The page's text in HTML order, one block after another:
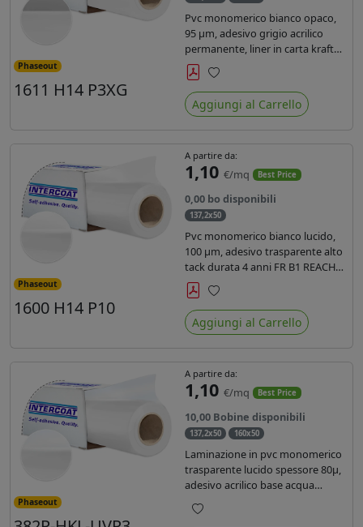
Phaseout
1611 H14 P3XG
Pvc monomerico bianco opaco,
95 µm, adesivo grigio acrilico
permanente, liner in carta kraft
siliconata 135gr/mq. Durata 3
anni, certificato FR B1, conforme
al REACH, stampa con ink
solvente, ecosolvente, uv e latex (
Preferiti
Aggiungi al Carrello
Phaseout
1600 H14 P10
A partire da:
1,10 €/mq Best Price
0,00 bo disponibili
137,2x50
Pvc monomerico bianco lucido,
100 µm, adesivo trasparente alto
tack durata 4 anni FR B1 REACH
per stampa solvente ecosolvente
uv latex, Liner in carta KRAFT
monosiliconata 135gr. brand
Intercoat.
Preferiti
Aggiungi al Carrello
Phaseout
A partire da:
1,10 €/mq Best Price
10,00 Bobine disponibili
137,2x50 160x50
Laminazione in pvc monomerico
trasparente lucido spessore 80µ,
adesivo acrilico base acqua
permanente, liner in carta
glassine siliconata da 72 gr. Durata